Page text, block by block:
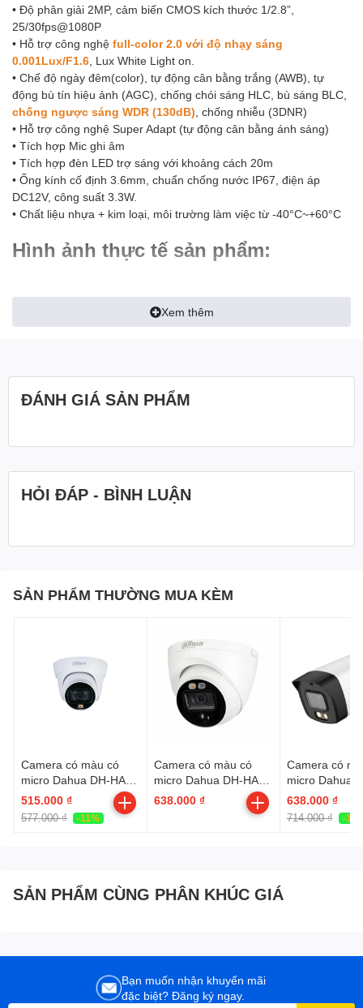
• Độ phân giải 2MP, cảm biến CMOS kích thước 1/2.8”,
25/30fps@1080P
• Hỗ trợ công nghệ full-color 2.0 với độ nhạy sáng
0.001Lux/F1.6 , Lux White Light on.
• Chế độ ngày đêm(color), tự động cân bằng trắng (AWB), tự
động bù tín hiệu ảnh (AGC), chống chói sáng HLC, bù sáng BLC,
chống ngược sáng WDR (130dB) , chống nhiễu (3DNR)
• Hỗ trợ công nghệ Super Adapt (tự động cân bằng ánh sáng)
• Tích hợp Mic ghi âm
• Tích hợp đèn LED trợ sáng với khoảng cách 20m
• Ống kính cố định 3.6mm, chuẩn chống nước IP67, điện áp
DC12V, công suất 3.3W.
• Chất liệu nhựa + kim loại, môi trường làm việc từ -40°C~+60°C
Hình ảnh thực tế sản phẩm:
----------------------------------------------------
CÔNG TY TNHH THƯƠNG MẠI SIÊU
275, Nhật Tảo, Phường 08, Quận 10,
HCM
0937977818-0932278818-0935000768
Xem thêm
ĐÁNH GIÁ SẢN PHẨM
HỎI ĐÁP - BÌNH LUẬN
SẢN PHẨM THƯỜNG MUA KÈM
Camera có màu có
micro Dahua DH-HAC-
HDW1239TLQP-A-
LED
515.000 ₫
577.000 ₫ -11%
Camera có màu có
micro Dahua DH-HAC-
HDW1239TP-A-LED (
Khoảng cách 40 mét )
638.000 ₫
Camera có
micro Dahua
LED-S2
638.000 ₫
714.000 ₫ -
SẢN PHẨM CÙNG PHÂN KHÚC GIÁ
Bạn muốn nhận khuyến mãi
đặc biệt? Đăng ký ngay.